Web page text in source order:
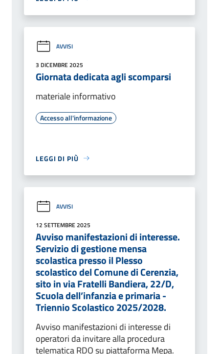
AVVISI
3 DICEMBRE 2025
Giornata dedicata agli scomparsi
materiale informativo
Accesso all'informazione
LEGGI DI PIÙ
AVVISI
12 SETTEMBRE 2025
Avviso manifestazioni di interesse.
Servizio di gestione mensa
scolastica presso il Plesso
scolastico del Comune di Cerenzia,
sito in via Fratelli Bandiera, 22/D,
Scuola dell’infanzia e primaria -
Triennio Scolastico 2025/2028.
Avviso manifestazioni di interesse di
operatori da invitare alla procedura
telematica RDO su piattaforma Mepa.